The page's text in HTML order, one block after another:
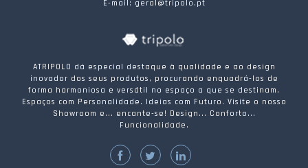
E-mail: geral@tripolo.pt
ATRIPOLO dá especial destaque à qualidade e ao design
inovador dos seus produtos, procurando enquadrá-los de
forma harmoniosa e versátil no espaço a que se destinam.
Espaços com Personalidade. Ideias com Futuro. Visite o nosso
Showroom e... encante-se! Design... Conforto...
Funcionalidade.